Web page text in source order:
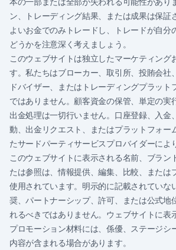
ン、トレーディング結果、または成果は保証
よいお金でのみトレードし、トレードが自分
どうかを注意深く考えましょう。
このウェブサイトは独立したマーケティング
す。私たちはブローカー、取引所、投賄会社
ドバイザー、またはトレーディングプラット
ではありません。顧客資金の保管、単定の実
出金処理は一切行いません。口座登録、入金
動、出金リクエスト、またはプラットフォー
たサードパーティサービスプロバイダーによ
このウェブサイトに表示される名前、ブラン
たは参照は、情報提供、編集、比較、または
使用されています。明示的に記載されていな
奨、パートナーシップ、許可、または公式地
れるべきではありません。ウェブサイトに表
プロモーション材料には、係優、ステージシ
内容が含まれる場合があります。